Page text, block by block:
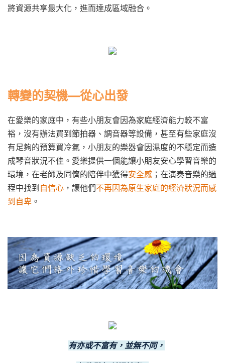
將資源共享最大化，進而達成區域融合。
轉變的契機—從心出發
在愛樂的家庭中，有些小朋友會因為家庭經濟能力較不富
裕，沒有辦法買到節拍器、調音器等設備，甚至有些家庭沒
有足夠的預算買冷氣，小朋友的樂器會因濕度的不穩定而造
成琴音狀況不佳。愛樂提供一個能讓小朋友安心學習音樂的
環境，在老師及同儕的陪伴中獲得安全感 ；在演奏音樂的過
程中找到自信心 ，讓他們不再因為原生家庭的經濟狀況而感
到自卑 。
有亦或不富有，並無不同，